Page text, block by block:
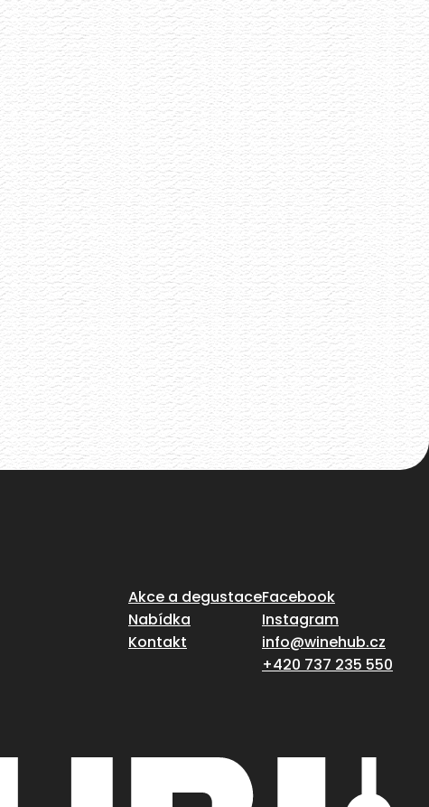
Akce již proběhla
Vinařství Ilias
8.6.2026
Malé rodinné vynařství z Pavlova
Akce a degustace
Nabídka
Kontakt
Facebook
Instagram
info@winehub.cz
+420 737 235 550